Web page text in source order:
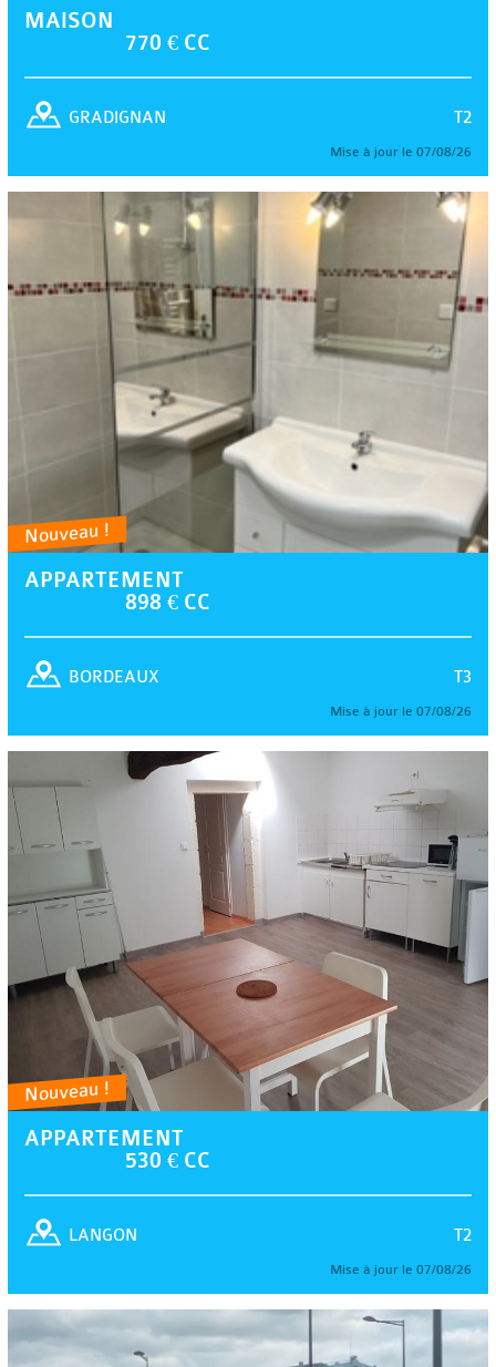
MAISON
770 € CC
T2
GRADIGNAN
Mise à jour le 07/08/26
Nouveau !
APPARTEMENT
898 € CC
T3
BORDEAUX
Mise à jour le 07/08/26
Nouveau !
APPARTEMENT
530 € CC
T2
LANGON
Mise à jour le 07/08/26